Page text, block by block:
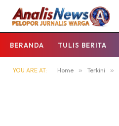
BERANDA TULIS BERITA
YOU ARE AT: Home » Terkini »